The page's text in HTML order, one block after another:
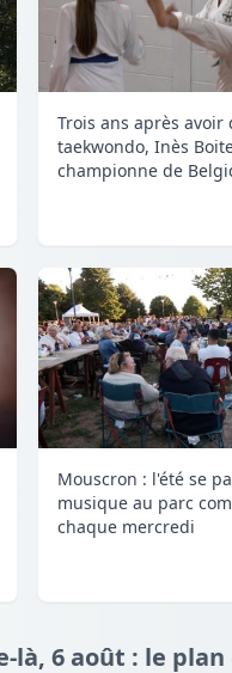
Trois ans après avoir
taekwondo, Inès
championne de
Mouscron : l'été se
musique au parc
chaque mercredi
là, 6 août : le